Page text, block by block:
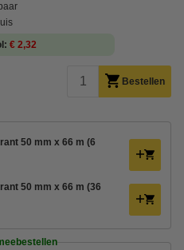
€ 2,32
Bestellen
50 mm x 66 m (6
50 mm x 66 m (36